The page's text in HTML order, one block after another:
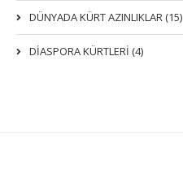
DÜNYADA KÜRT AZINLIKLAR (15)
DİASPORA KÜRTLERİ (4)